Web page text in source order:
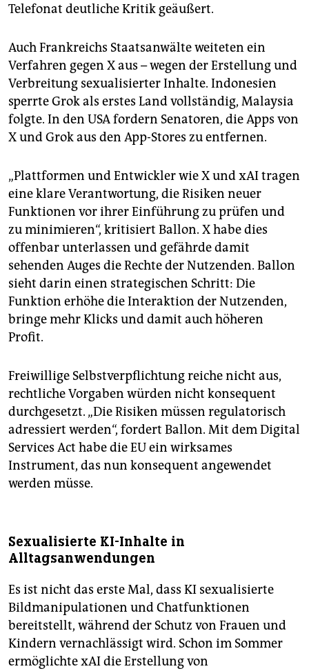
Telefonat deutliche Kritik geäußert.
Auch Frankreichs Staatsanwälte weiteten ein
Verfahren gegen X aus – wegen der Erstellung und
Verbreitung sexualisierter Inhalte. Indonesien
sperrte Grok als erstes Land vollständig, Malaysia
folgte. In den USA fordern Senatoren, die Apps von
X und Grok aus den App-Stores zu entfernen.
„Plattformen und Entwickler wie X und xAI tragen
eine klare Verantwortung, die Risiken neuer
Funktionen vor ihrer Einführung zu prüfen und
zu minimieren“, kritisiert Ballon. X habe dies
offenbar unterlassen und gefährde damit
sehenden Auges die Rechte der Nutzenden. Ballon
sieht darin einen strategischen Schritt: Die
Funktion erhöhe die Interaktion der Nutzenden,
bringe mehr Klicks und damit auch höheren
Profit.
Freiwillige Selbstverpflichtung reiche nicht aus,
rechtliche Vorgaben würden nicht konsequent
durchgesetzt. „Die Risiken müssen regulatorisch
adressiert werden“, fordert Ballon. Mit dem Digital
Services Act habe die EU ein wirksames
Instrument, das nun konsequent angewendet
werden müsse.
Sexualisierte KI-Inhalte in
Alltagsanwendungen
Es ist nicht das erste Mal, dass KI sexualisierte
Bildmanipulationen und Chatfunktionen
bereitstellt, während der Schutz von Frauen und
Kindern vernachlässigt wird. Schon im Sommer
ermöglichte xAI die Erstellung von